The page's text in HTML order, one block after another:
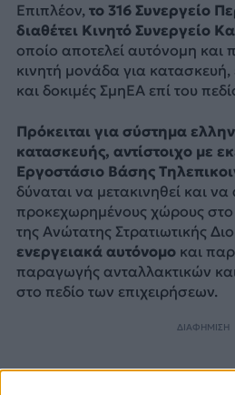
Επιπλέον, το 316 Συνεργείο
διαθέτει Κινητό Συνεργείο
οποίο αποτελεί αυτόνομη και
κινητή μονάδα για
και δοκιμές ΣμηΕΑ επί του
Πρόκειται για σύστημα
κατασκευής, αντίστοιχο με
Εργοστάσιο Βάσης
δύναται να μετακινηθεί και
προκεχωρημένους χώρους στο
της Ανώτατης Στρατιωτικής
ενεργειακά αυτόνομοκαι
παραγωγής ανταλλακτικών
στο πεδίο των επιχειρήσεων.
ΔΙΑΦΗΜΙΣΗ